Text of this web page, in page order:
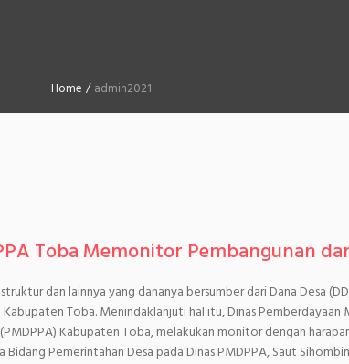
Home /admin2021
Toba Memonitor Pembangunan
dan lainnya yang dananya bersumber dari Dana Desa
Toba. Menindaklanjuti hal itu, Dinas Pemberdayaan
Kabupaten Toba, melakukan monitor dengan
Bidang Pemerintahan Desa pada Dinas PMDPPA, Saut